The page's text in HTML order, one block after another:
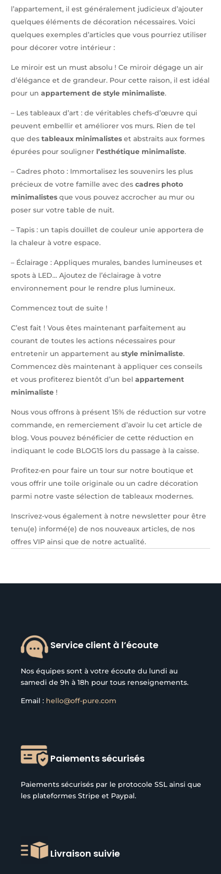
l’appartement, il est généralement judicieux d’ajouter
quelques éléments de décoration nécessaires. Voici
quelques exemples d’articles que vous pourriez utiliser
pour décorer votre intérieur :
Le miroir est un must absolu ! Ce miroir dégage un air
d’élégance et de grandeur. Pour cette raison, il est idéal
pour unappartement de style minimaliste.
– Les tableaux d’art : de véritables chefs-d’œuvre qui
peuvent embellir et améliorer vos murs. Rien de tel
que destableaux minimalistes et abstraits aux formes
épurées pour souligner l’esthétique minimaliste.
– Cadres photo : Immortalisez les souvenirs les plus
précieux de votre famille avec descadres photo
minimalistes que vous pouvez accrocher au mur ou
poser sur votre table de nuit.
– Tapis : un tapis douillet de couleur unie apportera de
la chaleur à votre espace.
– Éclairage : Appliques murales, bandes lumineuses et
spots à LED… Ajoutez de l’éclairage à votre
environnement pour le rendre plus lumineux.
Commencez tout de suite !
C’est fait ! Vous êtes maintenant parfaitement au
courant de toutes les actions nécessaires pour
entretenir un appartement austyle minimaliste.
Commencez dès maintenant à appliquer ces conseils
et vous profiterez bientôt d’un belappartement
minimaliste !
Nous vous offrons à présent 15% de réduction sur votre
commande, en remerciement d’avoir lu cet article de
blog. Vous pouvez bénéficier de cette réduction en
indiquant le code BLOG15 lors du passage à la caisse.
Profitez-en pour faire un tour sur notre boutique et
vous offrir une toile originale ou un cadre décoration
parmi notre vaste sélection de tableaux modernes.
Inscrivez-vous également à notre newsletter pour être
tenu(e) informé(e) de nos nouveaux articles, de nos
offres VIP ainsi que de notre actualité.
Service client à l’écoute
Nos équipes sont à votre écoute du lundi au
samedi de 9h à 18h pour tous renseignements.
Email : hello@off-pure.com
Paiements sécurisés
Paiements sécurisés par le protocole SSL ainsi que
les plateformes Stripe et Paypal.
Livraison suivie